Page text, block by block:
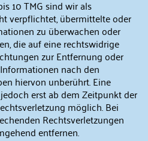
10 TMG sind wir als
verpflichtet, übermittelte oder
zu überwachen oder
die auf eine rechtswidrige
zur Entfernung oder
nach den
hiervon unberührt. Eine
erst ab dem Zeitpunkt der
möglich. Bei
Rechtsverletzungen
entfernen.